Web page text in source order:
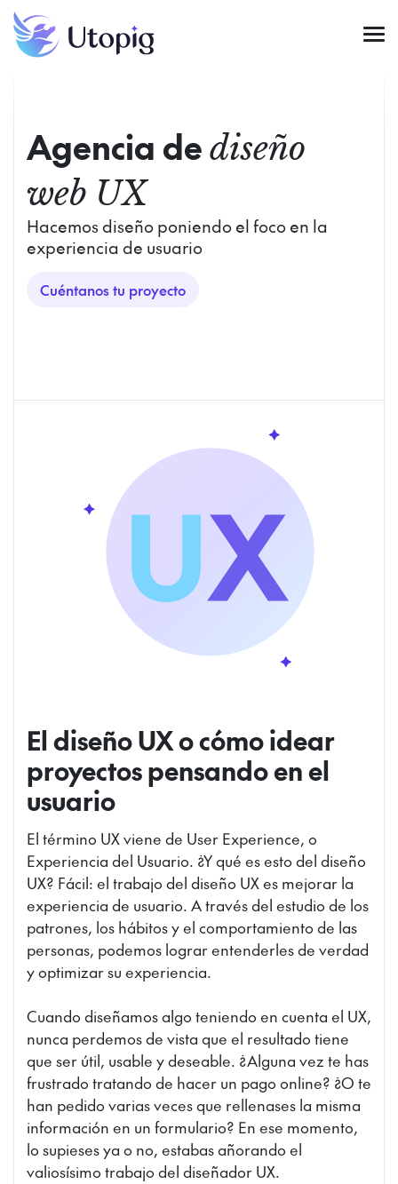
Agencia dediseño
web UX
Hacemos diseño poniendo el foco en la
experiencia de usuario
Cuéntanos tu proyecto
El diseño UX o cómo idear
proyectos pensando en el
usuario
El término UX viene de User Experience, o
Experiencia del Usuario. ¿Y qué es esto del diseño
UX? Fácil: el trabajo del diseño UX es mejorar la
experiencia de usuario. A través del estudio de los
patrones, los hábitos y el comportamiento de las
personas, podemos lograr entenderles de verdad
y optimizar su experiencia.
Cuando diseñamos algo teniendo en cuenta el UX,
nunca perdemos de vista que el resultado tiene
que ser útil, usable y deseable. ¿Alguna vez te has
frustrado tratando de hacer un pago online? ¿O te
han pedido varias veces que rellenases la misma
información en un formulario? En ese momento,
lo supieses ya o no, estabas añorando el
valiosísimo trabajo del diseñador UX.